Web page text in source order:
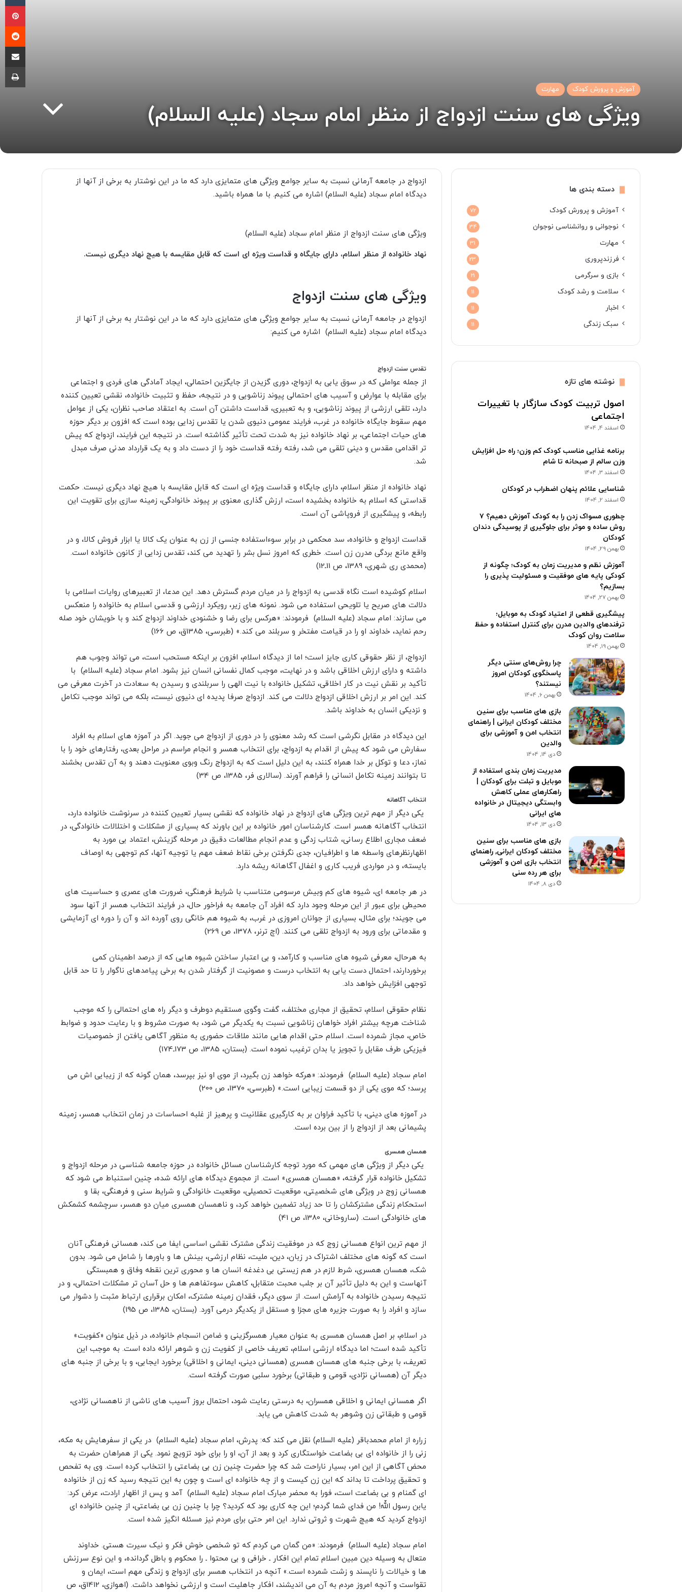
آموزش و پرورش کودک مهارت
ویژگى هاى سنت ازدواج از منظر امام سجاد (علیه السلام)
ازدواج در جامعه آرمانى نسبت به سایر جوامع ویژگى هاى متمایزى دارد که ما در این نوشتار به برخى از آنها از
دیدگاه امام سجاد (علیه السلام) اشاره مى کنیم. با ما همراه باشید.
ویژگى هاى سنت ازدواج از منظر امام سجاد (علیه السلام)
نهاد خانواده از منظر اسلام، داراى جایگاه و قداست ویژه اى است که قابل مقایسه با هیچ نهاد دیگرى نیست.
ویژگى هاى سنت ازدواج
ازدواج در جامعه آرمانى نسبت به سایر جوامع ویژگى هاى متمایزى دارد که ما در این نوشتار به برخى از آنها از
دیدگاه امام سجاد (علیه السلام) اشاره مى کنیم:
تقدس سنت ازدواج
از جمله عواملى که در سوق یابى به ازدواج، دورى گزیدن از جایگزین احتمالى، ایجاد آمادگى هاى فردى و اجتماعى
براى مقابله با عوارض و آسیب هاى احتمالى پیوند زناشویى و در نتیجه، حفظ و تثبیت خانواده، نقشى تعیین کننده
دارد، تلقى ارزشى از پیوند زناشویى، و به تعبیرى، قداست داشتن آن است. به اعتقاد صاحب نظران، یکى از عوامل
مهم سقوط جایگاه خانواده در غرب، فرایند عمومى دنیوى شدن یا تقدس زدایى بوده است که افزون بر دیگر حوزه
هاى حیات اجتماعى، بر نهاد خانواده نیز به شدت تحت تأثیر گذاشته است. در نتیجه این فرایند، ازدواج که پیش
تر اقدامى مقدس و دینى تلقى مى شد، رفته رفته قداست خود را از دست داد و به یک قرارداد مدنى صرف مبدل
شد.
نهاد خانواده از منظر اسلام، داراى جایگاه و قداست ویژه اى است که قابل مقایسه با هیچ نهاد دیگرى نیست. حکمت
قداستى که اسلام به خانواده بخشیده است، ارزش گذارى معنوى بر پیوند خانوادگى، زمینه سازى براى تقویت این
رابطه، و پیشگیرى از فروپاشى آن است.
قداست ازدواج و خانواده، سد محکمى در برابر سوءاستفاده جنسى از زن به عنوان یک کالا یا ابزار فروش کالا، و در
واقع مانع بردگى مدرن زن است. خطرى که امروز نسل بشر را تهدید مى کند، تقدس زدایى از کانون خانواده است.
(محمدى رى شهرى، 1389، ص 11ـ12)
اسلام کوشیده است نگاه قدسى به ازدواج را در میان مردم گسترش دهد. این مدعا، از تعبیرهاى روایات اسلامى با
دلالت هاى صریح یا تلویحى استفاده مى شود. نمونه هاى زیر، رویکرد ارزشى و قدسى اسلام به خانواده را منعکس
مى سازند: امام سجاد (علیه السلام) فرمودند: «هرکس براى رضا و خشنودى خداوند ازدواج کند و با خویشان خود صله
رحم نماید، خداوند او را در قیامت مفتخر و سربلند مى کند.» (طبرسى، 1385ق، ص 166)
ازدواج، از نظر حقوقى کارى جایز است؛ اما از دیدگاه اسلام، افزون بر اینکه مستحب است، مى تواند وجوب هم
داشته و داراى ارزش اخلاقى باشد و در نهایت، موجب کمال نفسانى انسان نیز بشود. امام سجاد (علیه السلام) با
تأکید بر نقش نیت در کار اخلاقى، تشکیل خانواده با نیت الهى را سربلندى و رسیدن به سعادت در آخرت معرفى مى
کند. این امر بر ارزش اخلاقى ازدواج دلالت مى کند. ازدواج صرفا پدیده اى دنیوى نیست، بلکه مى تواند موجب تکامل
و نزدیکى انسان به خداوند باشد.
این دیدگاه در مقابل نگرشى است که رشد معنوى را در دورى از ازدواج مى جوید. اگر در آموزه هاى اسلام به افراد
سفارش مى شود که پیش از اقدام به ازدواج، براى انتخاب همسر و انجام مراسم در مراحل بعدى، رفتارهاى خود را با
نماز، دعا و توکل بر خدا همراه کنند، به این دلیل است که به ازدواج رنگ وبوى معنویت دهند و به آن تقدس بخشند
تا بتوانند زمینه تکامل انسانى را فراهم آورند. (سالارى فر، 1385، ص 34)
انتخاب آگاهانه
یکى دیگر از مهم ترین ویژگى هاى ازدواج در نهاد خانواده که نقشى بسیار تعیین کننده در سرنوشت خانواده دارد،
انتخاب آگاهانه همسر است. کارشناسان امور خانواده بر این باورند که بسیارى از مشکلات و اختلالات خانوادگى، در
ضعف مجارى اطلاع رسانى، شتاب زدگى و عدم انجام مطالعات دقیق در مرحله گزینش، اعتماد بى مورد به
اظهارنظرهاى واسطه ها و اطرافیان، جدى نگرفتن برخى نقاط ضعف مهم یا توجیه آنها، کم توجهى به اوصاف
بایسته، و در مواردى فریب کارى و اغفال آگاهانه ریشه دارد.
در هر جامعه اى، شیوه هاى کم وبیش مرسومى متناسب با شرایط فرهنگى، ضرورت هاى عصرى و حساسیت هاى
محیطى براى عبور از این مرحله وجود دارد که افراد آن جامعه به فراخور حال، در فرایند انتخاب همسر از آنها سود
مى جویند؛ براى مثال، بسیارى از جوانان امروزى در غرب، به شیوه هم خانگى روى آورده اند و آن را دوره اى آزمایشى
و مقدماتى براى ورود به ازدواج تلقى مى کنند. (اچ ترنر، 1378، ص 269)
به هرحال، معرفى شیوه هاى مناسب و کارآمد، و بى اعتبار ساختن شیوه هایى که از درصد اطمینان کمى
برخوردارند، احتمال دست یابى به انتخاب درست و مصونیت از گرفتار شدن به برخى پیامدهاى ناگوار را تا حد قابل
توجهى افزایش خواهد داد.
نظام حقوقى اسلام، تحقیق از مجارى مختلف، گفت وگوى مستقیم دوطرف و دیگر راه هاى احتمالى را که موجب
شناخت هرچه بیشتر افراد خواهان زناشویى نسبت به یکدیگر مى شود، به صورت مشروط و با رعایت حدود و ضوابط
خاص، مجاز شمرده است. اسلام حتى اقدام هایى مانند ملاقات حضورى به منظور آگاهى یافتن از خصوصیات
فیزیکى طرف مقابل را تجویز یا بدان ترغیب نموده است. (بستان، 1385، ص 173ـ174)
امام سجاد (علیه السلام) فرمودند: «هرکه خواهد زن بگیرد، از موى او نیز بپرسد، همان گونه که از زیبایى اش مى
پرسد؛ که موى یکى از دو قسمت زیبایى است.» (طبرسى، 1370، ص 200)
در آموزه هاى دینى، با تأکید فراوان بر به کارگیرى عقلانیت و پرهیز از غلبه احساسات در زمان انتخاب همسر، زمینه
پشیمانى بعد از ازدواج را از بین برده است.
همسان همسرى
یکى دیگر از ویژگى هاى مهمى که مورد توجه کارشناسان مسائل خانواده در حوزه جامعه شناسى در مرحله ازدواج و
تشکیل خانواده قرار گرفته، «همسان همسرى» است. از مجموع دیدگاه هاى ارائه شده، چنین استنباط مى شود که
همسانى زوج در ویژگى هاى شخصیتى، موقعیت تحصیلى، موقعیت خانوادگى و شرایط سنى و فرهنگى، بقا و
استحکام زندگى مشترکشان را تا حد زیاد تضمین خواهد کرد، و ناهمسان همسرى میان دو همسر، سرچشمه کشمکش
هاى خانوادگى است. (ساروخانى، 1380، ص 41)
از مهم ترین انواع همسانى زوج که در موفقیت زندگى مشترک نقشى اساسى ایفا مى کند، همسانى فرهنگى آنان
است که گونه هاى مختلف اشتراک در زبان، دین، ملیت، نظام ارزشى، بینش ها و باورها را شامل مى شود. بدون
شک، همسان همسرى، شرط لازم در هم زیستى بى دغدغه انسان ها و محورى ترین نقطه وفاق و همبستگى
آنهاست و این به دلیل تأثیر آن بر جلب محبت متقابل، کاهش سوءتفاهم ها و حل آسان تر مشکلات احتمالى، و در
نتیجه رسیدن خانواده به آرامش است. از سوى دیگر، فقدان زمینه مشترک، امکان برقرارى ارتباط مثبت را دشوار مى
سازد و افراد را به صورت جزیره هاى مجزا و مستقل از یکدیگر درمى آورد. (بستان، 1385، ص 195)
در اسلام، بر اصل همسان همسرى به عنوان معیار همسرگزینى و ضامن انسجام خانواده، در ذیل عنوان «کفویت»
تأکید شده است؛ اما دیدگاه ارزشى اسلام، تعریف خاصى از کفویت زن و شوهر ارائه داده است. به موجب این
تعریف، با برخى جنبه هاى همسان همسرى (همسانى دینى، ایمانى و اخلاقى) برخورد ایجابى، و با برخى از جنبه هاى
دیگر آن (همسانى نژادى، قومى و طبقاتى) برخورد سلبى صورت گرفته است.
اگر همسانى ایمانى و اخلاقى همسران، به درستى رعایت شود، احتمال بروز آسیب هاى ناشى از ناهمسانى نژادى،
قومى و طبقاتى زن وشوهر به شدت کاهش مى یابد.
زراره از امام محمدباقر (علیه السلام) نقل مى کند که: پدرش، امام سجاد (علیه السلام) در یکى از سفرهایش به مکه،
زنى را از خانواده اى بى بضاعت خواستگارى کرد و بعد از آن، او را براى خود تزویج نمود. یکى از همراهان حضرت به
محض آگاهى از این امر، بسیار ناراحت شد که چرا حضرت چنین زن بى بضاعتى را انتخاب کرده است. وى به تفحص
و تحقیق پرداخت تا بداند که این زن کیست و از چه خانواده اى است و چون به این نتیجه رسید که زن از خانواده
اى گمنام و بى بضاعت است، فورا به محضر مبارک امام سجاد (علیه السلام) آمد و پس از اظهار ارادت، عرض کرد:
یابن رسول اللّه! من فداى شما گردم؛ این چه کارى بود که کردید؟ چرا با چنین زن بى بضاعتى، از چنین خانواده اى
ازدواج کردید که هیچ شهرت و ثروتى ندارد. این امر حتى براى مردم نیز مسئله انگیز شده است.
امام سجاد (علیه السلام) فرمودند: «من گمان مى کردم که تو شخصى خوش فکر و نیک سیرت هستى. خداوند
متعال به وسیله دین مبین اسلام تمام این افکار ـ خرافى و بى محتوا ـ را محکوم و باطل گردانده، و این نوع سرزنش
ها و خیالات را ناپسند و زشت شمرده است.» آنچه در انتخاب همسر براى ازدواج و زندگى مهم است، ایمان و
تقواست و آنچه امروز مردم به آن مى اندیشند، افکار جاهلیت است و ارزشى نخواهد داشت. (اهوازى، 1412ق، ص
دسته بندی ها
آموزش و پرورش کودک 72
نوجوانی و روانشناسی نوجوان 34
مهارت 31
فرزندپروری 23
بازی و سرگرمی 21
سلامت و رشد کودک 11
اخبار 11
سبک زندگی 11
نوشته های تازه
اصول تربیت کودک سازگار با تغییرات
اجتماعی
اسفند 4, 1404
برنامه غذایی مناسب کودک کم وزن؛ راه حل افزایش
وزن سالم از صبحانه تا شام
اسفند 3, 1404
شناسایی علائم پنهان اضطراب در کودکان
اسفند 2, 1404
چطوری مسواک زدن را به کودک آموزش دهیم؟ ۷
روش ساده و موثر برای جلوگیری از پوسیدگی دندان
کودکان
بهمن 29, 1404
آموزش نظم و مدیریت زمان به کودک؛ چگونه از
کودکی پایه های موفقیت و مسئولیت پذیری را
بسازیم؟
بهمن 27, 1404
پیشگیری قطعی از اعتیاد کودک به موبایل؛
ترفندهای والدین مدرن برای کنترل استفاده و حفظ
سلامت روان کودک
بهمن 19, 1404
چرا روش‌های سنتی دیگر
پاسخگوی کودکان امروز
نیستند؟
بهمن 6, 1404
بازی های مناسب برای سنین
مختلف کودکان ایرانی | راهنمای
انتخاب امن و آموزشی برای
والدین
دی 14, 1404
مدیریت زمان بندی استفاده از
موبایل و تبلت برای کودکان |
راهکارهای عملی کاهش
وابستگی دیجیتال در خانواده
های ایرانی
دی 13, 1404
بازی های مناسب برای سنین
مختلف کودکان ایرانی, راهنمای
انتخاب بازی امن و آموزشی
برای هر رده سنی
دی 8, 1404